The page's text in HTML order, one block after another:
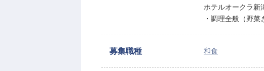
ホテルオークラ新
・調理全般（野菜
募集職種 和食